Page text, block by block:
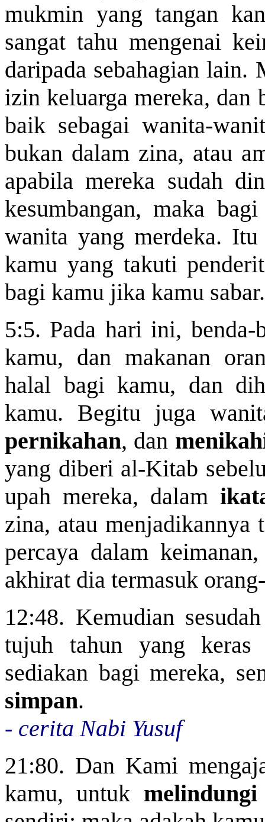
mukmin yang tangan
sangat tahu mengenai
daripada sebahagian lain.
izin keluarga mereka, dan
baik sebagai wanita-
bukan dalam zina, atau
apabila mereka sudah
kesumbangan, maka
wanita yang merdeka.
kamu yang takuti
bagi kamu jika kamu
5:5. Pada hari ini,
kamu, dan makanan
halal bagi kamu, dan
kamu. Begitu juga
pernikahan, dan
yang diberi al-Kitab
upah mereka, dalam
zina, atau menjadikannya
percaya dalam
akhirat dia termasuk
12:48. Kemudian
tujuh tahun yang
sediakan bagi mereka,
simpan.
- cerita Nabi Yusuf
21:80. Dan Kami
kamu, untuk melindungi